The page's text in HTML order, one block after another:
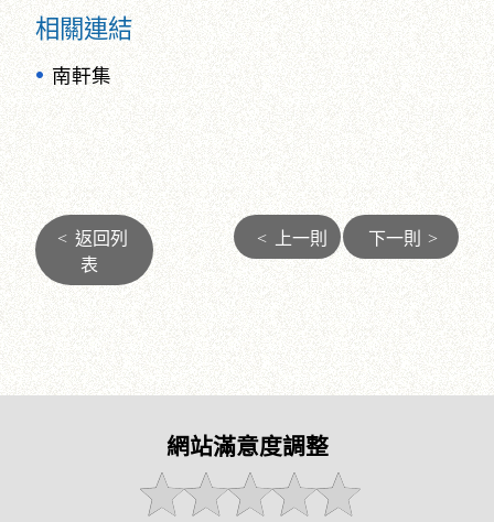
相關連結
南軒集
< 返回列
表
< 上一則 下一則 >
網站滿意度調整